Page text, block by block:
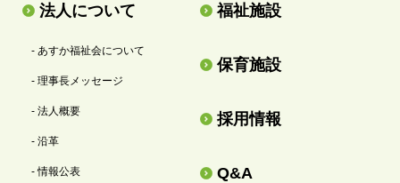
法人について
- あすか福祉会について
- 理事長メッセージ
- 法人概要
- 沿革
- 情報公表
福祉施設
保育施設
採用情報
Q&A